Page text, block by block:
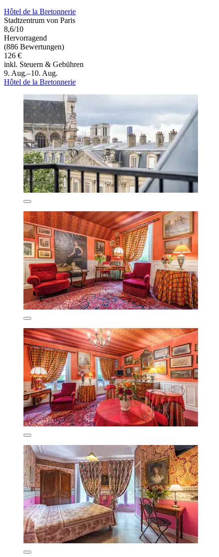
Hôtel de la Bretonnerie
Stadtzentrum von Paris
8,6/10
Hervorragend
(886 Bewertungen)
126 €
inkl. Steuern & Gebühren
9. Aug.–10. Aug.
Hôtel de la Bretonnerie